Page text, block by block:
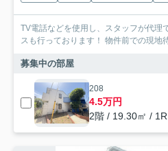
TV電話などを使用し、スタッフが代理
スも行っております！ 物件前での現地
募集中の部屋
208
4.5万円
2階 / 19.30㎡ / 1R